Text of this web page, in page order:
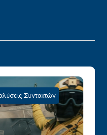
Συντακτών